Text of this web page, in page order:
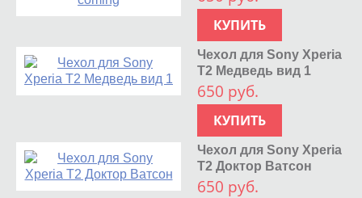
КУПИТЬ
Чехол для Sony Xperia
T2 Медведь вид 1
650 руб.
КУПИТЬ
Чехол для Sony Xperia
T2 Доктор Ватсон
650 руб.